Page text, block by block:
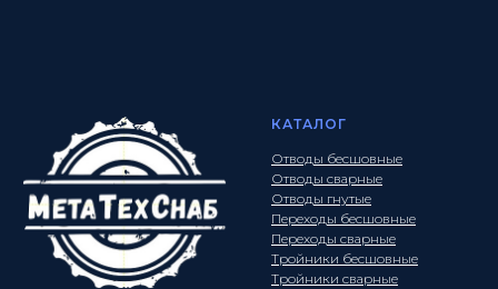
КАТАЛОГ
Отводы бесшовные
Отводы сварные
Отводы гнутые
Переходы бесшовные
Переходы сварные
Тройники бесшовные
Тройники сварные